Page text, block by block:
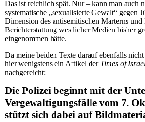
Das ist reichlich spät. Nur – kann man auch
systematische „sexualisierte Gewalt“ gegen
Dimension des antisemitischen Marterns
Berichterstattung westlicher Medien bisher
eingenommen hätte.
Da meine beiden Texte darauf ebenfalls
hier wenigstens ein Artikel der Times of Israel
nachgereicht:
Die Polizei beginnt mit der
Vergewaltigungsfälle vom 7.
stützt sich dabei auf